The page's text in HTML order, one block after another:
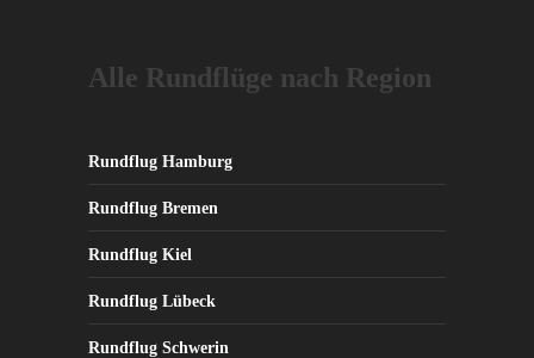
Alle Rundflüge nach Region
Rundflug Hamburg
Rundflug Bremen
Rundflug Kiel
Rundflug Lübeck
Rundflug Schwerin